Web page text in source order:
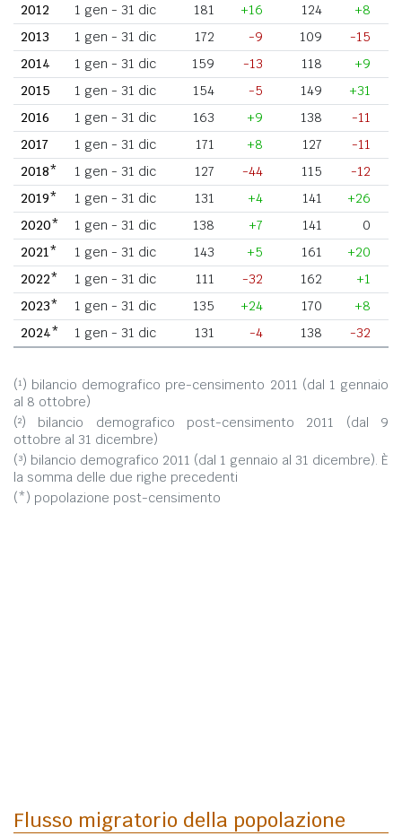
2012
1 gen - 31 dic 181 +16 124
+8
2013
1 gen - 31 dic 172 -9 109
-15
2014
1 gen - 31 dic 159 -13 118
+9
2015
1 gen - 31 dic 154 -5 149
+31
2016
1 gen - 31 dic 163 +9 138
-11
2017
1 gen - 31 dic 171 +8 127
-11
2018*
1 gen - 31 dic 127 -44 115
-12
2019*
1 gen - 31 dic 131 +4 141
+26
2020*
1 gen - 31 dic 138 +7 141
0
2021*
1 gen - 31 dic 143 +5 161
+20
2022*
1 gen - 31 dic 111 -32 162
+1
2023*
1 gen - 31 dic 135 +24 170
+8
2024*
1 gen - 31 dic 131 -4 138 -32
(¹) bilancio demografico pre-censimento 2011 (dal 1 gennaio
al 8 ottobre)
(²) bilancio demografico post-censimento 2011 (dal 9
ottobre al 31 dicembre)
(³) bilancio demografico 2011 (dal 1 gennaio al 31 dicembre). È
la somma delle due righe precedenti
(*) popolazione post-censimento
Flusso migratorio della popolazione